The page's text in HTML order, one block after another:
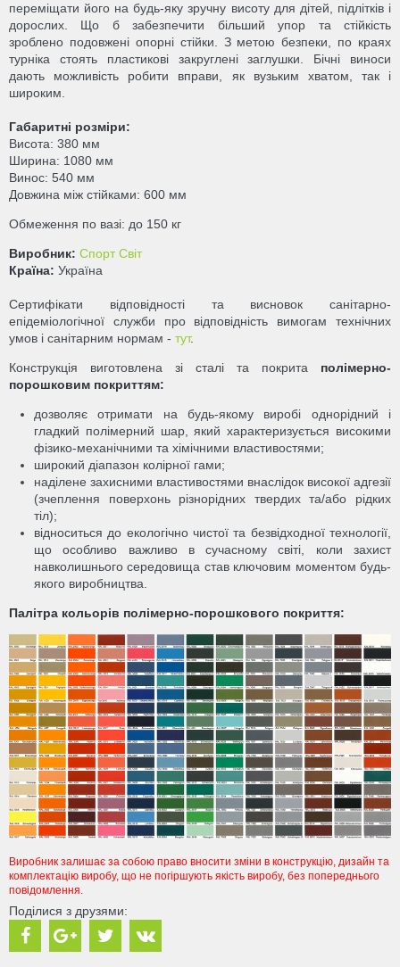
переміщати його на будь-яку зручну висоту для дітей, підлітків і
дорослих. Що б забезпечити більший упор та стійкість
зроблено подовжені опорні стійки. З метою безпеки, по краях
турніка стоять пластикові закруглені заглушки. Бічні виноси
дають можливість робити вправи, як вузьким хватом, так і
широким.
Габаритні розміри:
Висота: 380 мм
Ширина: 1080 мм
Винос: 540 мм
Довжина між стійками: 600 мм
Обмеження по вазі: до 150 кг
Виробник: Спорт Світ
Країна: Україна
Сертифікати відповідності та висновок санітарно-
епідеміологічної служби про відповідність вимогам технічних
умов і санітарним нормам - тут.
Конструкція виготовлена зі сталі та покрита полімерно-
порошковим покриттям:
дозволяє отримати на будь-якому виробі однорідний і
гладкий полімерний шар, який характеризується високими
фізико-механічними та хімічними властивостями;
широкий діапазон колірної гами;
наділене захисними властивостями внаслідок високої адгезії
(зчеплення поверхонь різнорідних твердих та/або рідких
тіл);
відноситься до екологічно чистої та безвідходної технології,
що особливо важливо в сучасному світі, коли захист
навколишнього середовища став ключовим моментом будь-
якого виробництва.
Палітра кольорів полімерно-порошкового покриття:
Виробник залишає за собою право вносити зміни в конструкцію, дизайн та
комплектацію виробу, що не погіршують якість виробу, без попереднього
повідомлення.
Поділися з друзями: